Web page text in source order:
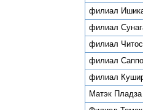
филиал
филиал
филиал
филиал
филиал
Матэк Пладза